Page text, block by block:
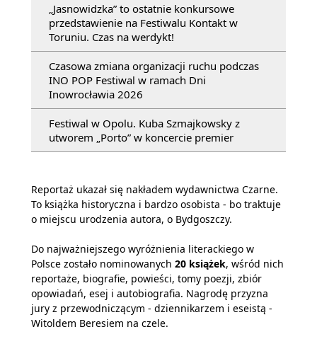
„Jasnowidzka” to ostatnie konkursowe
przedstawienie na Festiwalu Kontakt w
Toruniu. Czas na werdykt!
Czasowa zmiana organizacji ruchu podczas
INO POP Festiwal w ramach Dni
Inowrocławia 2026
Festiwal w Opolu. Kuba Szmajkowsky z
utworem „Porto” w koncercie premier
Reportaż ukazał się nakładem wydawnictwa Czarne.
To książka historyczna i bardzo osobista - bo traktuje
o miejscu urodzenia autora, o Bydgoszczy.
Do najważniejszego wyróżnienia literackiego w
Polsce zostało nominowanych 20 książek, wśród nich
reportaże, biografie, powieści, tomy poezji, zbiór
opowiadań, esej i autobiografia. Nagrodę przyzna
jury z przewodniczącym - dziennikarzem i eseistą -
Witoldem Beresiem na czele.